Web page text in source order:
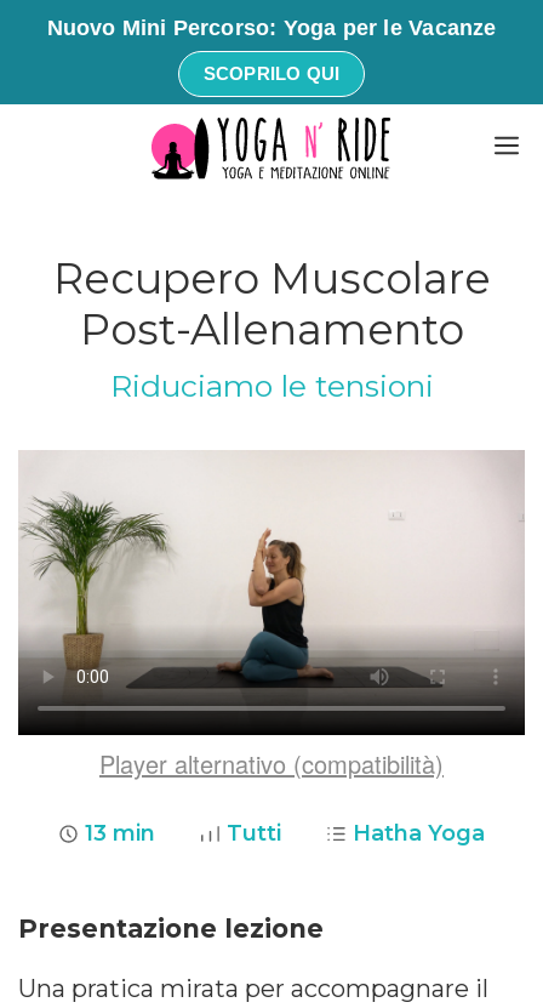
Nuovo Mini Percorso: Yoga per le Vacanze
SCOPRILO QUI
Recupero Muscolare
Post-Allenamento
Riduciamo le tensioni
Player alternativo (compatibilità)
13 min Tutti Hatha Yoga
Presentazione lezione
Una pratica mirata per accompagnare il